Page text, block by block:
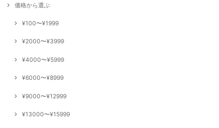
価格から選ぶ
¥100〜¥1999
¥2000〜¥3999
¥4000〜¥5999
¥6000〜¥8999
¥9000〜¥12999
¥13000〜¥15999